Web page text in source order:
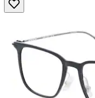
Sternen.